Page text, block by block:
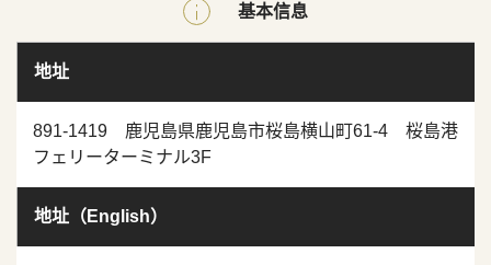
基本信息
地址
891-1419 鹿児島県鹿児島市桜島横山町61-4 桜島港
フェリーターミナル3F
地址（English）